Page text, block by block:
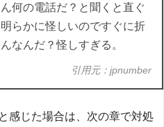
の電話だ？と聞くと直ぐ
らかに怪しいのですぐに折
なんだ？怪しすぎる。
引用元：jpnumber
感じた場合は、次の章で対処